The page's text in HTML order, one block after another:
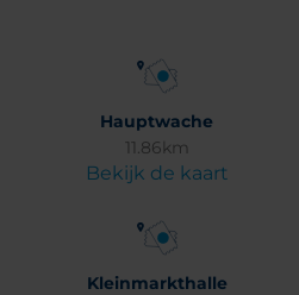
Hauptwache
11.86km
Bekijk de kaart
Kleinmarkthalle